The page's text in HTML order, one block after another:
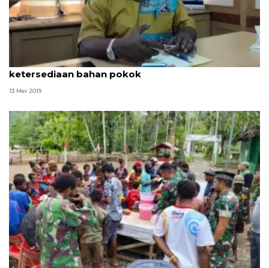
Pemprov Papua minta kabupaten/kota cek
ketersediaan bahan pokok
13 Mei 2019